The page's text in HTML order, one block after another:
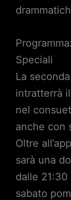
Speciali
La
intratterrà
nel
anche con
Oltre
sarà una
dalle
sabato